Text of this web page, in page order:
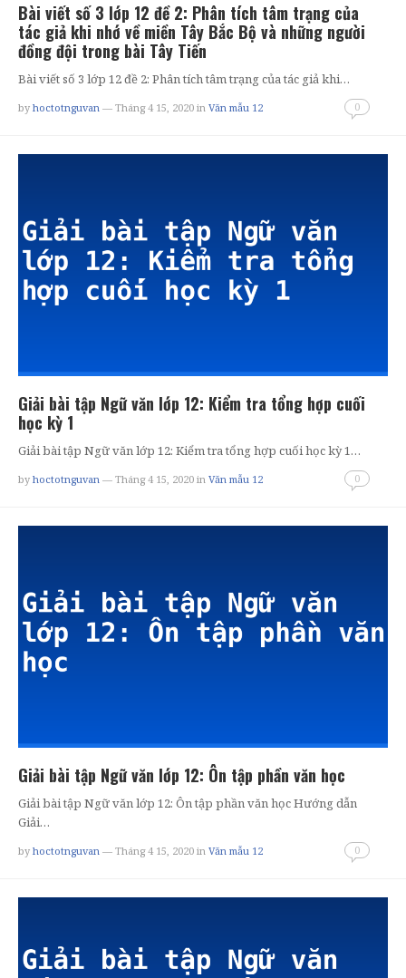
Bài viết số 3 lớp 12 đề 2: Phân tích tâm trạng của
tác giả khi nhớ về miền Tây Bắc Bộ và những người
đồng đội trong bài Tây Tiến
Bài viết số 3 lớp 12 đề 2: Phân tích tâm trạng của tác giả khi…
by hoctotnguvan — Tháng 4 15, 2020 in Văn mẫu 12 0
Giải bài tập Ngữ văn lớp 12: Kiểm tra tổng hợp cuối
học kỳ 1
Giải bài tập Ngữ văn lớp 12: Kiểm tra tổng hợp cuối học kỳ 1…
by hoctotnguvan — Tháng 4 15, 2020 in Văn mẫu 12 0
Giải bài tập Ngữ văn lớp 12: Ôn tập phần văn học
Giải bài tập Ngữ văn lớp 12: Ôn tập phần văn học Hướng dẫn
Giải…
by hoctotnguvan — Tháng 4 15, 2020 in Văn mẫu 12 0